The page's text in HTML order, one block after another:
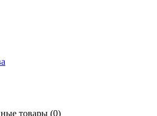
товары (0)